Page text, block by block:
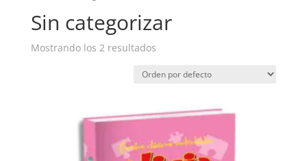
Sin categorizar
Mostrando los 2 resultados